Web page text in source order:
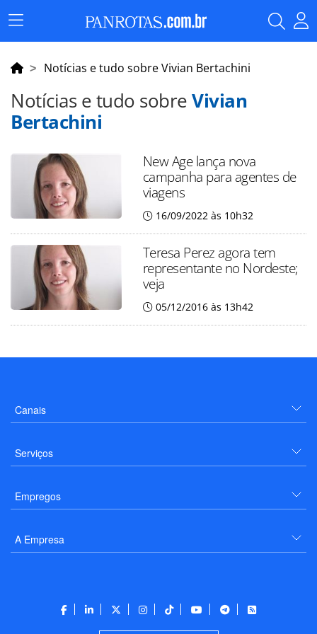
Menu
Principal
Notícias e tudo sobre Vivian Bertachini
Notícias e tudo sobreVivian
Bertachini
New Age lança nova
campanha para agentes de
viagens
16/09/2022 às 10h32
Teresa Perez agora tem
representante no Nordeste;
veja
05/12/2016 às 13h42
Canais
Serviços
Empregos
A Empresa